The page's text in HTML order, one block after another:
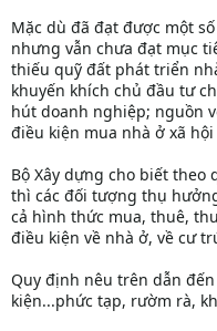
Mặc dù đã đạt được một
nhưng vẫn chưa đạt mục
thiếu quỹ đất phát triển
khuyến khích chủ đầu tư
hút doanh nghiệp; nguồn
điều kiện mua nhà ở xã
Bộ Xây dựng cho biết theo
thì các đối tượng thụ
cả hình thức mua, thuê,
điều kiện về nhà ở, về cư
Quy định nêu trên dẫn
kiện...phức tạp, rườm rà,